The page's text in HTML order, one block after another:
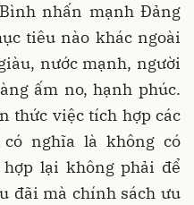
nhấn mạnh Đảng
tiêu nào khác ngoài
nước mạnh, người
ấm no, hạnh phúc.
thức việc tích hợp các
nghĩa là không có
lại không phải để
đãi mà chính sách ưu